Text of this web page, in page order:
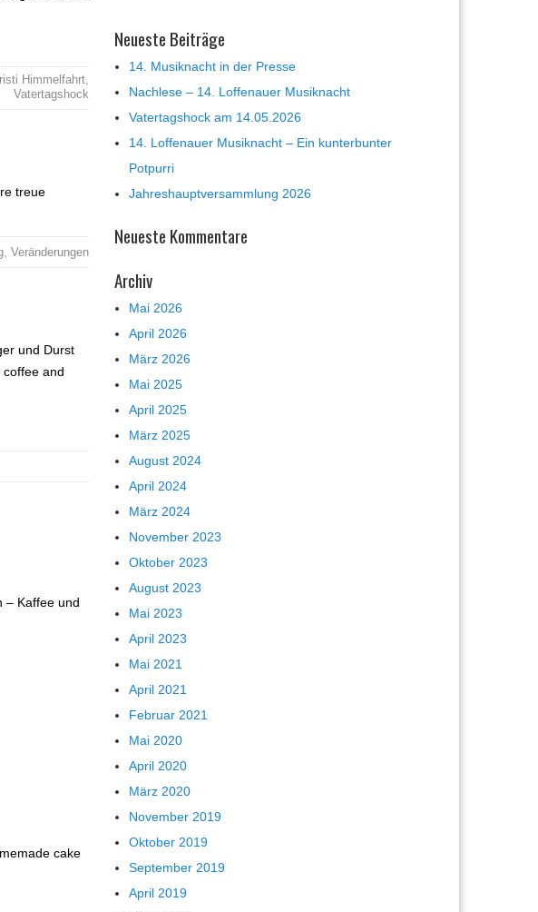
Himmelfahrt,
Vatertagshock
treue
, Veränderungen
und Durst
and
– Kaffee und
cake
Neueste Beiträge
14. Musiknacht in der Presse
Nachlese – 14. Loffenauer Musiknacht
Vatertagshock am 14.05.2026
14. Loffenauer Musiknacht – Ein kunterbunter
Potpurri
Jahreshauptversammlung 2026
Neueste Kommentare
Archiv
Mai 2026
April 2026
März 2026
Mai 2025
April 2025
März 2025
August 2024
April 2024
März 2024
November 2023
Oktober 2023
August 2023
Mai 2023
April 2023
Mai 2021
April 2021
Februar 2021
Mai 2020
April 2020
März 2020
November 2019
Oktober 2019
September 2019
April 2019